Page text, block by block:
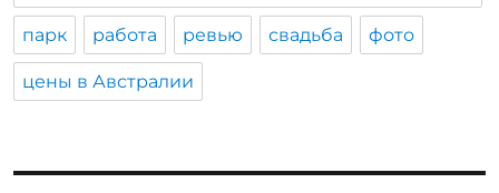
парк работа ревью свадьба фото
цены в Австралии